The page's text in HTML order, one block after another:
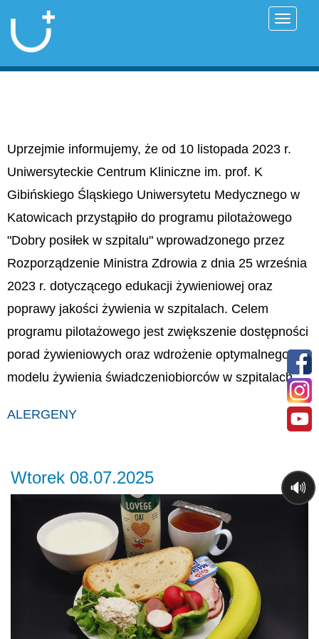
Uprzejmie informujemy, że od 10 listopada 2023 r.
Uniwersyteckie Centrum Kliniczne im. prof. K
Gibińskiego Śląskiego Uniwersytetu Medycznego w
Katowicach przystąpiło do programu pilotażowego
"Dobry posiłek w szpitalu" wprowadzonego przez
Rozporządzenie Ministra Zdrowia z dnia 25 września
2023 r. dotyczącego edukacji żywieniowej oraz
poprawy jakości żywienia w szpitalach. Celem
programu pilotażowego jest zwiększenie dostępności
porad żywieniowych oraz wdrożenie optymalnego
modelu żywienia świadczeniobiorców w szpitalach.
ALERGENY
Wtorek 08.07.2025
🔊